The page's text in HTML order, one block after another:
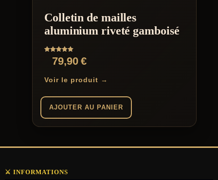
Colletin de mailles
aluminium riveté gamboisé
Note
5.0079,90€
Voir le produit →
AJOUTER AU PANIER
⚔️ INFORMATIONS